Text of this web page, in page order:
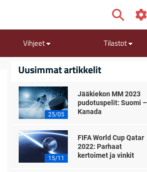
Vihjeet Tilastot
Uusimmat artikkelit
25/05
Jääkiekon MM 2023
pudotuspelit: Suomi –
Kanada
15/11
FIFA World Cup Qatar
2022: Parhaat
kertoimet ja vinkit